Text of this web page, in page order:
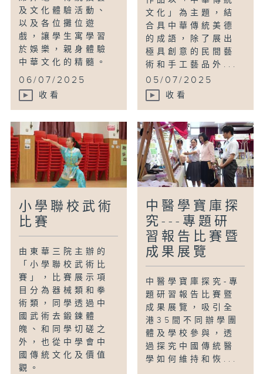
及文化體驗活動、
以及各位攤位遊
戲，讓學生寓學習
於娛樂，親身體驗
中華文化的精髓。
06/07/2025
收看
文化」為主題，結
合具中華傳統美德
的成語，除了展出
極具創意的民間藝
術和手工藝品外...
05/07/2025
收看
小學聯校武術
比賽
由東華三院主辦的
「小學聯校武術比
賽」，比賽展示項
目分為器械類和拳
術類，同學透過中
國武術去鍛鍊體
魄、和同學切磋之
外，也從中學會中
國傳統文化及價值
觀。
中醫學寶庫探
究---專題研
習報告比賽暨
成果展覽
中醫學寶庫探究-專
題研習報告比賽暨
成果展覽，吸引全
港35間不同辦學團
體及學校參與，透
過探究中國傳統醫
學如何維持和恢...